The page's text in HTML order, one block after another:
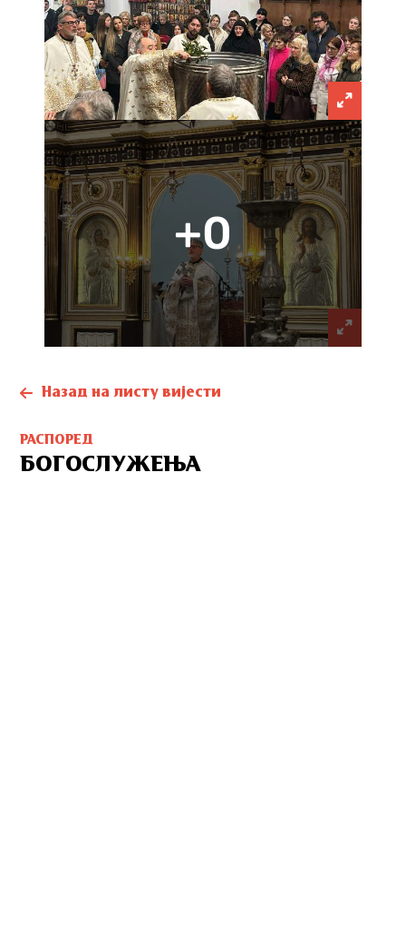
+0
Назад на листу вијести
РАСПОРЕД
БОГОСЛУЖЕЊА